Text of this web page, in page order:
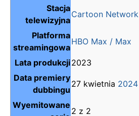
Stacja
telewizyjna
Cartoon Network
Platforma
streamingowa
HBO Max / Max
Lata produkcji2023
Data premiery
dubbingu
27 kwietnia 2024
Wyemitowane
2 z 2